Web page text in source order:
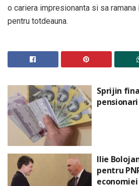
o cariera impresionanta si sa
pentru totdeauna.
Sprijin
pensionari
Ilie
pentru
economiei